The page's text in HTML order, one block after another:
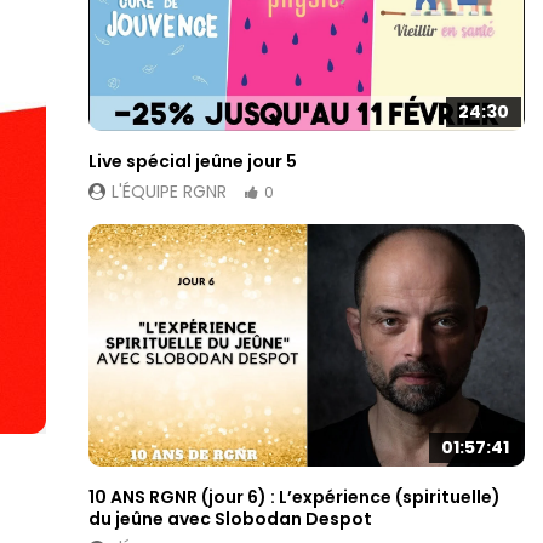
24:30
Live spécial jeûne jour 5
L'ÉQUIPE RGNR
0
01:57:41
10 ANS RGNR (jour 6) : L’expérience (spirituelle)
du jeûne avec Slobodan Despot